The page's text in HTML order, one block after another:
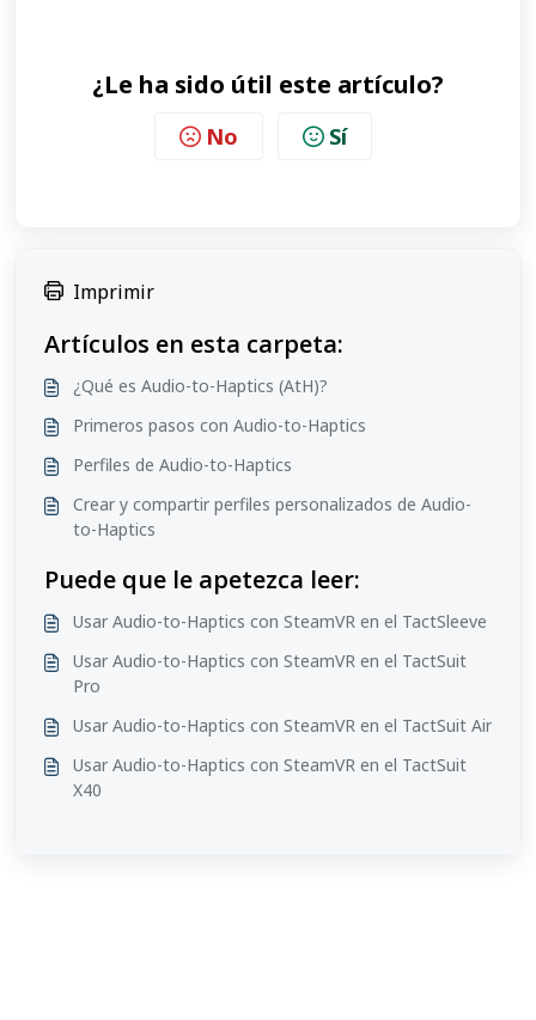
¿Le ha sido útil este artículo?
No Sí
Imprimir
Artículos en esta carpeta:
¿Qué es Audio-to-Haptics (AtH)?
Primeros pasos con Audio-to-Haptics
Perfiles de Audio-to-Haptics
Crear y compartir perfiles personalizados de Audio-
to-Haptics
Puede que le apetezca leer:
Usar Audio-to-Haptics con SteamVR en el TactSleeve
Usar Audio-to-Haptics con SteamVR en el TactSuit
Pro
Usar Audio-to-Haptics con SteamVR en el TactSuit Air
Usar Audio-to-Haptics con SteamVR en el TactSuit
X40